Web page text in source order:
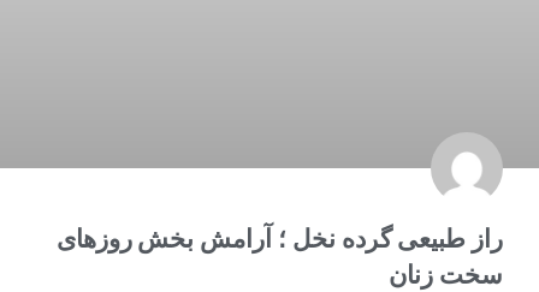
راز طبیعی گرده نخل ؛ آرامش بخش روزهای
سخت زنان